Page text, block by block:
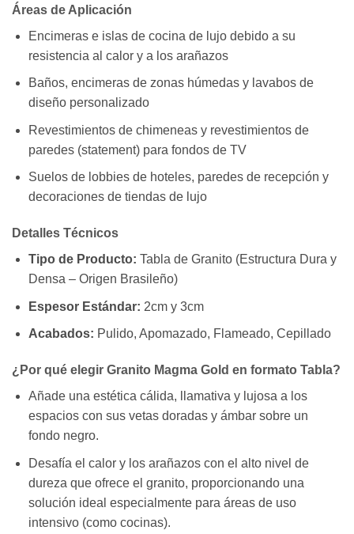
Áreas de Aplicación
Encimeras e islas de cocina de lujo debido a su
resistencia al calor y a los arañazos
Baños, encimeras de zonas húmedas y lavabos de
diseño personalizado
Revestimientos de chimeneas y revestimientos de
paredes (statement) para fondos de TV
Suelos de lobbies de hoteles, paredes de recepción y
decoraciones de tiendas de lujo
Detalles Técnicos
Tipo de Producto: Tabla de Granito (Estructura Dura y
Densa – Origen Brasileño)
Espesor Estándar: 2cm y 3cm
Acabados: Pulido, Apomazado, Flameado, Cepillado
¿Por qué elegir Granito Magma Gold en formato Tabla?
Añade una estética cálida, llamativa y lujosa a los
espacios con sus vetas doradas y ámbar sobre un
fondo negro.
Desafía el calor y los arañazos con el alto nivel de
dureza que ofrece el granito, proporcionando una
solución ideal especialmente para áreas de uso
intensivo (como cocinas).